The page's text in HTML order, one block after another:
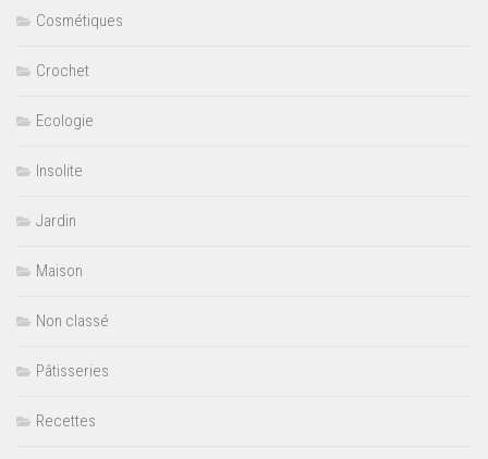
Cosmétiques
Crochet
Ecologie
Insolite
Jardin
Maison
Non classé
Pâtisseries
Recettes